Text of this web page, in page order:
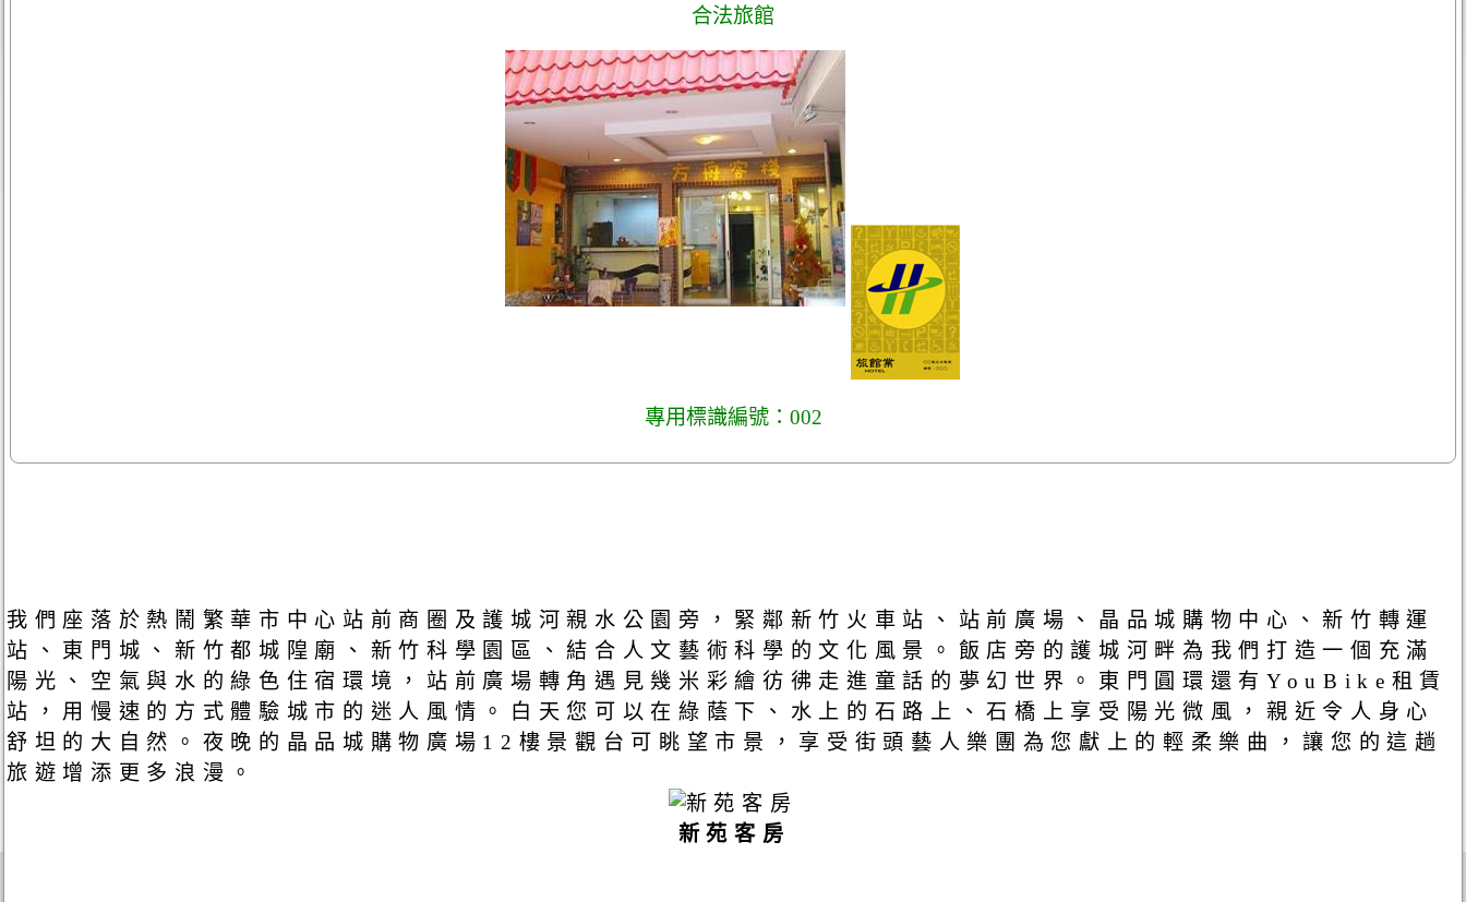
合法旅館
專用標識編號：002
我們座落於熱鬧繁華市中心站前商圈及護城河親水公園旁，緊鄰新竹火車站、站前廣場、晶品城購物中心、新竹轉運
站、東門城、新竹都城隍廟、新竹科學園區、結合人文藝術科學的文化風景。飯店旁的護城河畔為我們打造一個充滿
陽光、空氣與水的綠色住宿環境，站前廣場轉角遇見幾米彩繪彷彿走進童話的夢幻世界。東門圓環還有YouBike租賃
站，用慢速的方式體驗城市的迷人風情。白天您可以在綠蔭下、水上的石路上、石橋上享受陽光微風，親近令人身心
舒坦的大自然。夜晚的晶品城購物廣場12樓景觀台可眺望市景，享受街頭藝人樂團為您獻上的輕柔樂曲，讓您的這趟
旅遊增添更多浪漫。
新苑客房